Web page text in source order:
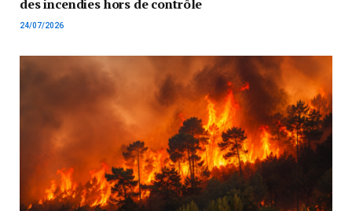
des incendies hors de contrôle
24/07/2026